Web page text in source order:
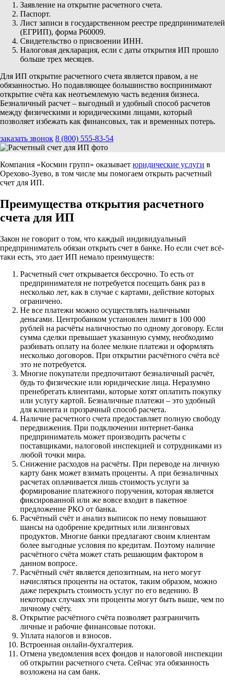
Заявление на открытие расчетного счета.
Паспорт.
Лист записи в государственном реестре предпринимателей
(ЕГРИП), форма Р60009.
Свидетельство о присвоении ИНН.
Налоговая декларация, если с даты открытия ИП прошло
больше трех месяцев.
Для ИП открытие расчетного счета является правом, а не
обязанностью. Но подавляющее большинство воспринимают
открытие счёта как неотъемлемую часть ведения бизнеса.
Безналичный расчет – выгодный и удобный способ расчетов
между физическими и юридическими лицами, который
позволяет избежать как финансовых, так и временных потерь.
заказать звонок 8 (800) 555-83-54
Компания «Космин групп» оказывает юридические услуги в
Орехово-Зуево, в том числе мы помогаем открыть расчетный
счет для ИП.
Преимущества открытия расчетного
счета для ИП
Закон не говорит о том, что каждый индивидуальный
предприниматель обязан открыть счет в банке. Но если счет всё-
таки есть, это дает ИП немало преимуществ:
Расчетный счет открывается бессрочно. То есть от
предпринимателя не потребуется посещать банк раз в
несколько лет, как в случае с картами, действие которых
ограничено.
Не все платежи можно осуществлять наличными
деньгами. Центробанком установлен лимит в 100 000
рублей на расчёты наличностью по одному договору. Если
сумма сделки превышает указанную сумму, необходимо
разбивать оплату на более мелкие платежи и оформлять
несколько договоров. При открытии расчётного счёта всё
это не потребуется.
Многие покупатели предпочитают безналичный расчёт,
будь то физические или юридические лица. Неразумно
пренебрегать клиентами, которые хотят оплатить покупку
или услугу картой. Безналичные платежи – это удобный
для клиента и прозрачный способ расчета.
Наличие расчетного счета предоставляет полную свободу
передвижения. При подключении интернет-банка
предприниматель может производить расчеты с
поставщиками, налоговой инспекцией и сотрудниками из
любой точки мира.
Снижение расходов на расчёты. При переводе на личную
карту банк может взимать проценты. А при безналичных
расчетах оплачивается лишь стоимость услуги за
формирование платежного поручения, которая является
фиксированной или же вовсе входит в пакетное
предложение РКО от банка.
Расчётный счёт и анализ выписок по нему повышают
шансы на одобрение кредитных или лизинговых
продуктов. Многие банки предлагают своим клиентам
более выгодные условия по кредитам. Поэтому наличие
расчётного счёта может стать решающим фактором в
данном вопросе.
Расчётный счёт является депозитным, на него могут
начисляться проценты на остаток, таким образом, можно
даже перекрыть стоимость услуг по его ведению. В
некоторых случаях эти проценты могут быть выше, чем по
личному счёту.
Открытие расчётного счёта позволяет разграничить
личные и рабочие финансовые потоки.
Уплата налогов и взносов.
Встроенная онлайн-бухгалтерия.
Отмена уведомления всех фондов и налоговой инспекции
об открытии расчетного счета. Сейчас эта обязанность
возложена на сам банк.